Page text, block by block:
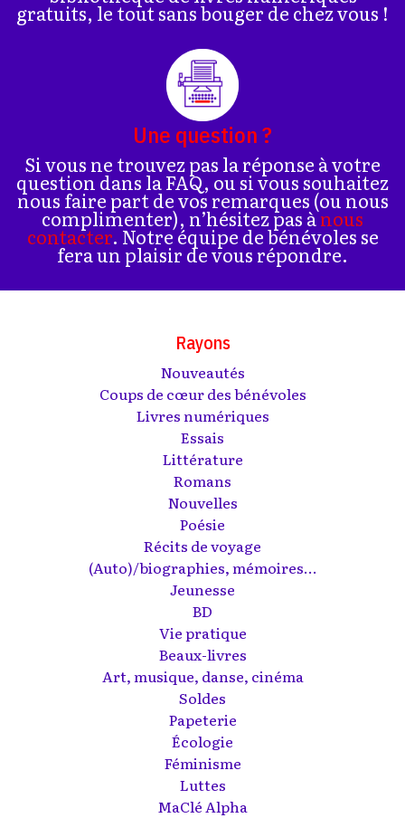
gratuits, le tout sans bouger de chez vous !
Une question ?
Si vous ne trouvez pas la réponse à votre
question dans la FAQ, ou si vous souhaitez
nous faire part de vos remarques (ou nous
complimenter), n’hésitez pas ànous
contacter. Notre équipe de bénévoles se
fera un plaisir de vous répondre.
Rayons
Nouveautés
Coups de cœur des bénévoles
Livres numériques
Essais
Littérature
Romans
Nouvelles
Poésie
Récits de voyage
(Auto)/biographies, mémoires...
Jeunesse
BD
Vie pratique
Beaux-livres
Art, musique, danse, cinéma
Soldes
Papeterie
Écologie
Féminisme
Luttes
MaClé Alpha